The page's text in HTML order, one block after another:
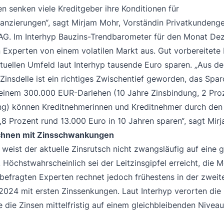
senken viele Kreditgeber ihre Konditionen für
sagt Mirjam Mohr, Vorständin
Im Interhyp Bauzins-Trendbarometer für den Monat
von einem volatilen Markt aus. Gut vorbereitete
Umfeld laut Interhyp tausende Euro sparen. „Aus
ist ein richtiges Zwischentief geworden, das
300.000 EUR-Darlehen (10 Jahre Zinsbindung, 2
können Kreditnehmerinnen und Kreditnehmer durch
Prozent rund 13.000 Euro in 10 Jahren sparen“, sagt
mit Zinsschwankungen
der aktuelle Zinsrutsch nicht zwangsläufig auf eine
Höchstwahrscheinlich sei der Leitzinsgipfel erreicht, die
Experten rechnet jedoch frühestens in der
mit ersten Zinssenkungen. Laut Interhyp verorten die
die Zinsen mittelfristig auf einem gleichbleibenden